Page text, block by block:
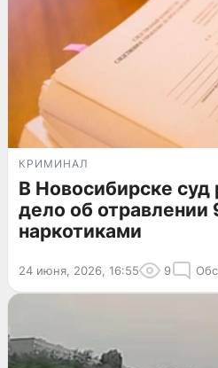
КРИМИНАЛ
В Новосибирске суд
дело об отравлении
наркотиками
24 июня, 2026, 16:55 9